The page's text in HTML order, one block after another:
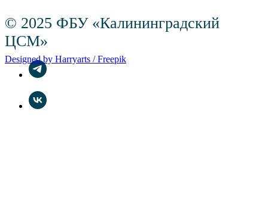
© 2025 ФБУ «Калининградский
ЦСМ»
Designed by Harryarts / Freepik